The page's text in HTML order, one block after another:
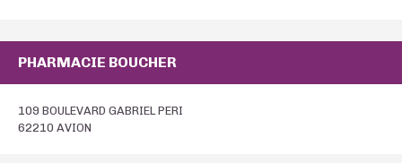
PHARMACIE BOUCHER
109 BOULEVARD GABRIEL PERI
62210 AVION